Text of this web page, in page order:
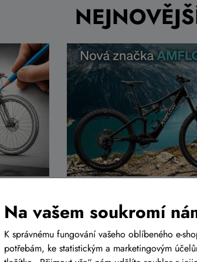
na
motory AVINOX
Do naší nabídky jsme
elektrokol AMFLOW, která je
Na vašem soukromí
K správnému fungování vašeho oblíbeného e-
potřebám, ke statistickým a marketingovým